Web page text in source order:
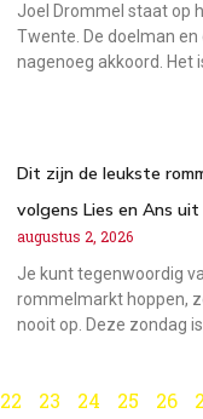
Joel Drommel staat op
Twente. De doelman en
nagenoeg akkoord. Het
Dit zijn de leukste
volgens Lies en Ans
augustus 2, 2026
Je kunt tegenwoordig
rommelmarkt hoppen,
nooit op. Deze zondag
22 23 24 25 26